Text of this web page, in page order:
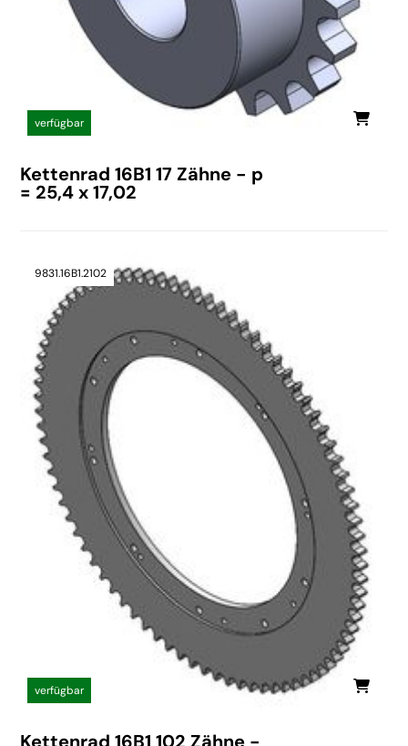
verfügbar
Kettenrad 16B1 17 Zähne - p
= 25,4 x 17,02
9831.16B1.2102
verfügbar
Kettenrad 16B1 102 Zähne -